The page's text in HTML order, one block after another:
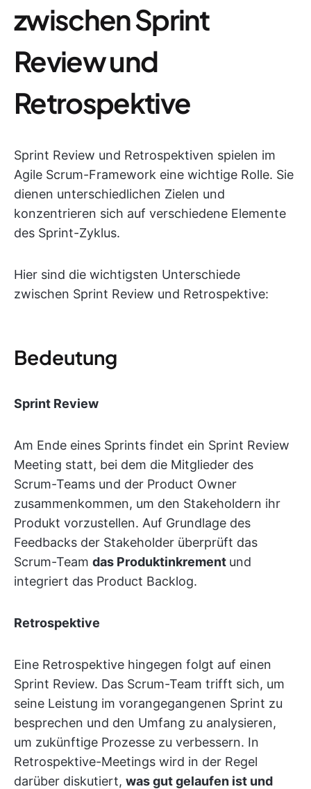
zwischen Sprint
Review und
Retrospektive
Sprint Review und Retrospektiven spielen im
Agile Scrum-Framework eine wichtige Rolle. Sie
dienen unterschiedlichen Zielen und
konzentrieren sich auf verschiedene Elemente
des Sprint-Zyklus.
Hier sind die wichtigsten Unterschiede
zwischen Sprint Review und Retrospektive:
Bedeutung
Sprint Review
Am Ende eines Sprints findet ein Sprint Review
Meeting statt, bei dem die Mitglieder des
Scrum-Teams und der Product Owner
zusammenkommen, um den Stakeholdern ihr
Produkt vorzustellen. Auf Grundlage des
Feedbacks der Stakeholder überprüft das
Scrum-Team das Produktinkrement und
integriert das Product Backlog.
Retrospektive
Eine Retrospektive hingegen folgt auf einen
Sprint Review. Das Scrum-Team trifft sich, um
seine Leistung im vorangegangenen Sprint zu
besprechen und den Umfang zu analysieren,
um zukünftige Prozesse zu verbessern. In
Retrospektive-Meetings wird in der Regel
darüber diskutiert, was gut gelaufen ist und